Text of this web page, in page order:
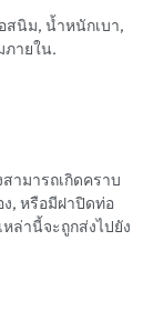
สนิม, น้ำหนักเบา,
ภายใน.
ามารถเกิดคราบ
ง, หรือมีฝาปิดท่อ
ล่านี้จะถูกส่งไปยัง